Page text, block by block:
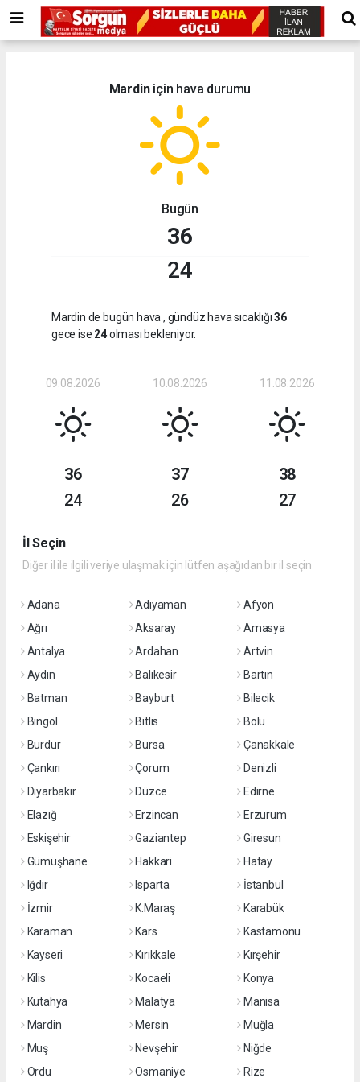
Mardiniçin hava durumu
Bugün
36
24
Mardin de bugün hava , gündüz hava sıcaklığı36
gece ise 24olması bekleniyor.
09.08.2026
36
24
10.08.2026
37
26
11.08.2026
38
27
İl Seçin
Diğer il ile ilgili veriye ulaşmak için lütfen aşağıdan bir il seçin
Adana Adıyaman
Afyon
Ağrı
Aksaray
Amasya
Antalya
Ardahan
Artvin
Aydın
Balıkesir
Bartın
Batman
Bayburt
Bilecik
Bingöl
Bitlis
Bolu
Burdur
Bursa
Çanakkale
Çankırı
Çorum
Denizli
Diyarbakır
Düzce
Edirne
Elazığ
Erzincan
Erzurum
Eskişehir
Gaziantep
Giresun
Gümüşhane
Hakkari
Hatay
Iğdır
Isparta
İstanbul
İzmir
K.Maraş
Karabük
Karaman
Kars
Kastamonu
Kayseri
Kırıkkale
Kırşehir
Kilis
Kocaeli
Konya
Kütahya
Malatya
Manisa
Mardin
Mersin
Muğla
Muş
Nevşehir
Niğde
Ordu
Osmaniye Rize